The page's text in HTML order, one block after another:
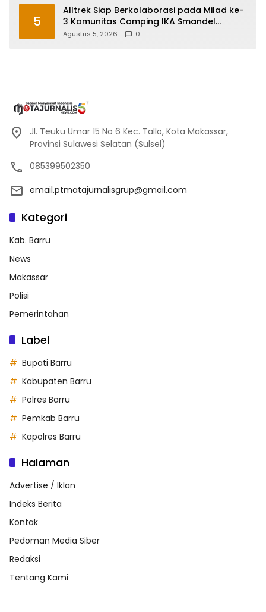
5
Alltrek Siap Berkolaborasi pada Milad ke-
3 Komunitas Camping IKA Smandel
Makassar di Malino
Agustus 5, 2026 0
Jl. Teuku Umar 15 No 6 Kec. Tallo, Kota Makassar,
Provinsi Sulawesi Selatan (Sulsel)
085399502350
email.ptmatajurnalisgrup@gmail.com
Kategori
Kab. Barru
News
Makassar
Polisi
Pemerintahan
Label
Bupati Barru
Kabupaten Barru
Polres Barru
Pemkab Barru
Kapolres Barru
Halaman
Advertise / Iklan
Indeks Berita
Kontak
Pedoman Media Siber
Redaksi
Tentang Kami